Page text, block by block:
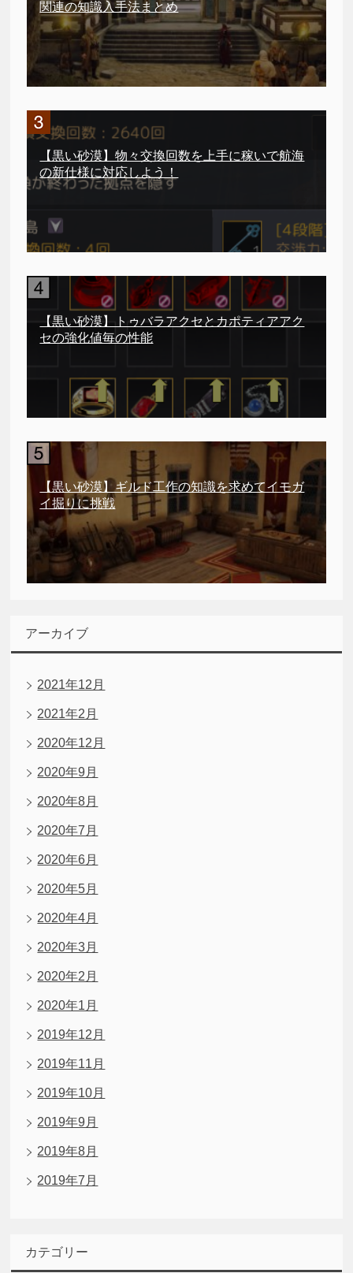
関連の知識入手法まとめ
【黒い砂漠】物々交換回数を上手に稼いで航海
の新仕様に対応しよう！
【黒い砂漠】トゥバラアクセとカポティアアク
セの強化値毎の性能
【黒い砂漠】ギルド工作の知識を求めてイモガ
イ掘りに挑戦
アーカイブ
2021年12月
2021年2月
2020年12月
2020年9月
2020年8月
2020年7月
2020年6月
2020年5月
2020年4月
2020年3月
2020年2月
2020年1月
2019年12月
2019年11月
2019年10月
2019年9月
2019年8月
2019年7月
カテゴリー